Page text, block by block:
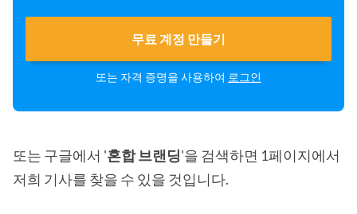
무료 계정 만들기
또는 자격 증명을 사용하여 로그인
또는 구글에서 '혼합 브랜딩'을 검색하면 1페이지에서
저희 기사를 찾을 수 있을 것입니다.